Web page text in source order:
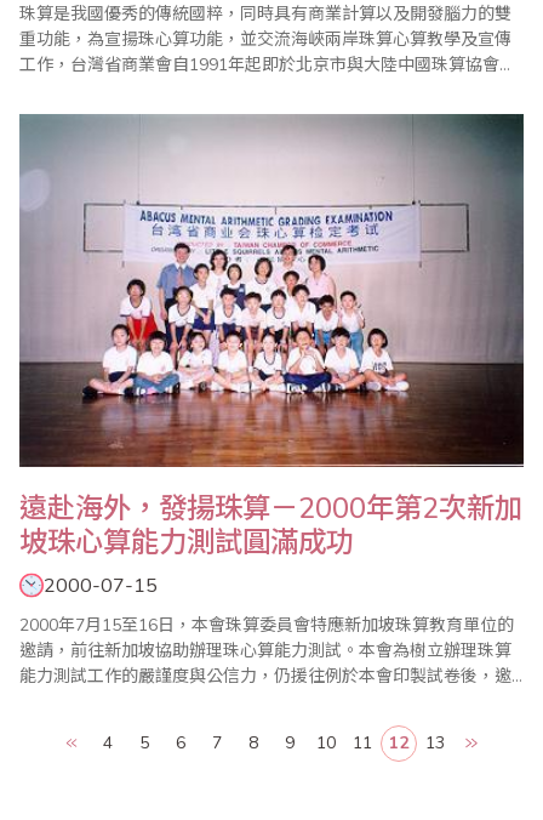
珠算是我國優秀的傳統國粹，同時具有商業計算以及開發腦力的雙
重功能，為宣揚珠心算功能，並交流海峽兩岸珠算心算教學及宣傳
工作，台灣省商業會自1991年起即於北京市與大陸中國珠算協會共
第2屆於深圳市、第3屆於台北市、第4屆於吉林長春市，第5屆於台
北市、第6屆於新疆烏魯木齊市、第7屆於高雄市、第8屆於安徽黃山
市、第9屆於台北市，迄今年已堂堂邁入第1..
遠赴海外，發揚珠算－2000年第2次新加
坡珠心算能力測試圓滿成功
2000-07-15
2000年7月15至16日，本會珠算委員會特應新加坡珠算教育單位的
邀請，前往新加坡協助辦理珠心算能力測試。本會為樹立辦理珠算
能力測試工作的嚴謹度與公信力，仍援往例於本會印製試卷後，邀
將試卷攜帶回台灣批閱，預定1個月內完成試卷批閱及製發合格證書
工作，讓新加坡的學子能順利的驗收自己在1年的珠心算學習過程中
4 5 6 7 8 9 10 11 12 13